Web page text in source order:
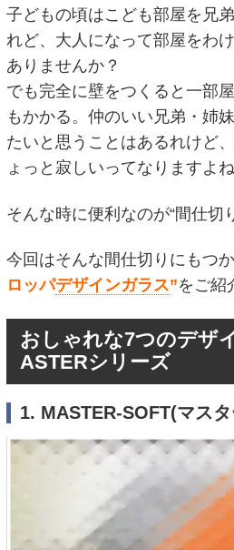
子どもの頃はこども部屋を兄
れど、大人になって部屋をわ
ありませんか？
でも完全に壁をつくると一部
もかかる。仲のいい兄弟・姉
たいと思うことはあるれけど
ょっと寂しいってなりますよね
そんな時に便利なのが“間仕切り
今回はそんな間仕切りにもつ
ロッパデザインガラス”をご紹
おしゃれな7つのデザ
ASTERシリーズ
1. MASTER-SOFT(マス